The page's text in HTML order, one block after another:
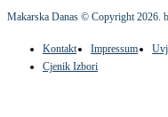
Makarska Danas © Copyright2026.
Kontakt Impressum
Cjenik Izbori